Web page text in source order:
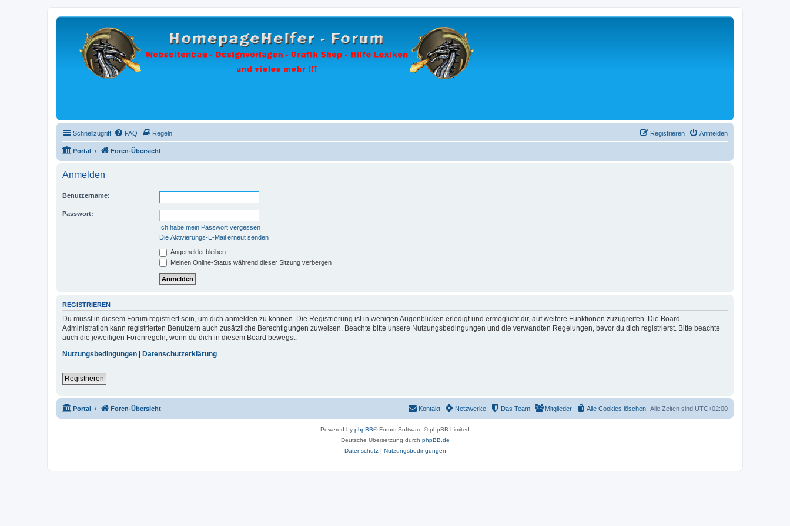
Schnellzugriff FAQ Regeln Anmelden
Registrieren
Portal Foren-Übersicht
Anmelden
Benutzername:
Passwort:
Ich habe mein Passwort vergessen
Die Aktivierungs-E-Mail erneut senden
Angemeldet bleiben
Meinen Online-Status während dieser Sitzung verbergen
REGISTRIEREN
Du musst in diesem Forum registriert sein, um dich anmelden zu können. Die Registrierung ist in wenigen Augenblicken erledigt und ermöglicht dir, auf weitere Funktionen zuzugreifen. Die Board-
Administration kann registrierten Benutzern auch zusätzliche Berechtigungen zuweisen. Beachte bitte unsere Nutzungsbedingungen und die verwandten Regelungen, bevor du dich registrierst. Bitte beachte
auch die jeweiligen Forenregeln, wenn du dich in diesem Board bewegst.
Nutzungsbedingungen | Datenschutzerklärung
Registrieren
Portal Foren-Übersicht Alle Zeiten sind UTC+02:00
Alle Cookies löschen
Mitglieder
Das Team
Netzwerke
Kontakt
Powered by phpBB® Forum Software © phpBB Limited
Deutsche Übersetzung durch phpBB.de
Datenschutz| Nutzungsbedingungen